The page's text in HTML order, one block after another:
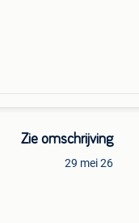
Zie omschrijving
29 mei 26